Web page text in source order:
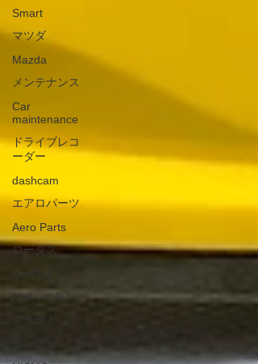
Smart
マツダ
Mazda
メンテナンス
Car
maintenance
ドライブレコ
ーダー
dashcam
エアロパーツ
Aero Parts
ロータス
CarPlay
Android Auto
フォード
ランチャ